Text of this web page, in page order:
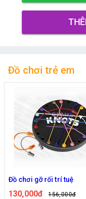
Đồ chơi trẻ em
Đồ chơi gỡ rối trí tuệ
130,000đ 156,000đ